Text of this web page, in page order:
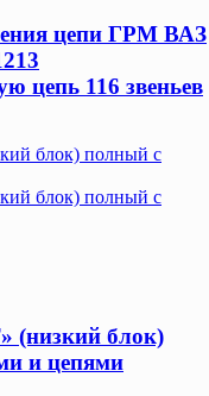
цепи ГРМ ВАЗ
цепь 116 звеньев
блок)
и цепями